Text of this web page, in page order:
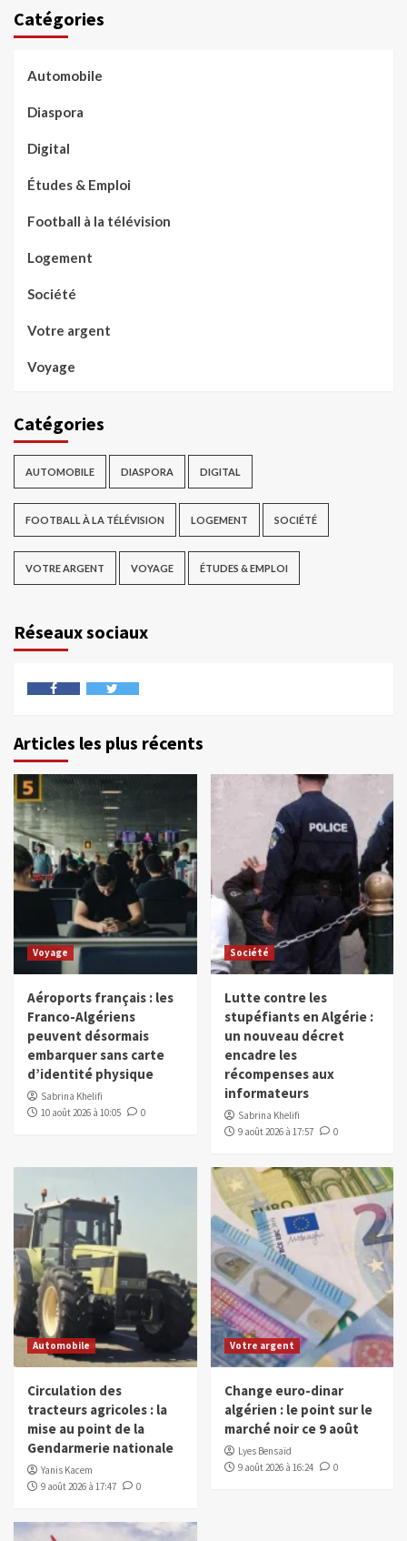
Catégories
Automobile
Diaspora
Digital
Études & Emploi
Football à la télévision
Logement
Société
Votre argent
Voyage
Catégories
AUTOMOBILE DIASPORA DIGITAL
FOOTBALL À LA TÉLÉVISION LOGEMENT SOCIÉTÉ
VOTRE ARGENT VOYAGE ÉTUDES & EMPLOI
Réseaux sociaux
Articles les plus récents
Voyage
Aéroports français : les
Franco-Algériens
peuvent désormais
embarquer sans carte
d’identité physique
Sabrina Khelifi
10 août 2026 à 10:05
0
Société
Lutte contre les
stupéfiants en Algérie :
un nouveau décret
encadre les
récompenses aux
informateurs
Sabrina Khelifi
9 août 2026 à 17:57
0
Automobile
Circulation des
tracteurs agricoles : la
mise au point de la
Gendarmerie nationale
Yanis Kacem
9 août 2026 à 17:47
0
Votre argent
Change euro-dinar
algérien : le point sur le
marché noir ce 9 août
Lyes Bensaïd
9 août 2026 à 16:24
0